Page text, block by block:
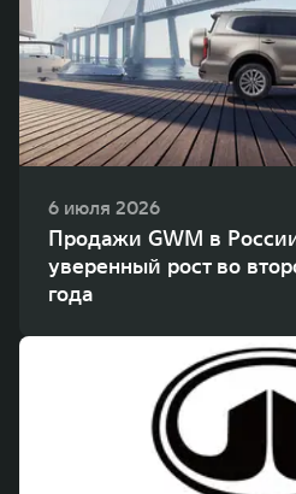
WEY 80
Масштаб возможностей
от 6 449 000 ₽
6 июля 2026
Продажи GWM в
уверенный рост во
года